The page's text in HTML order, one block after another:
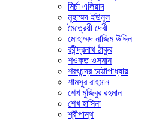
মির্চা এলিয়াদ
মুহাম্মদ ইউনুস
মৈত্রেয়ী দেবী
মোহাম্মদ নাজিম উদ্দিন
রবীন্দ্রনাথ ঠাকুর
শওকত ওসমান
শরৎচন্দ্র চট্টোপাধ্যায়
শামসুর রাহমান
শেখ মুজিবুর রহমান
শেখ হাসিনা
শ্রীপান্থ